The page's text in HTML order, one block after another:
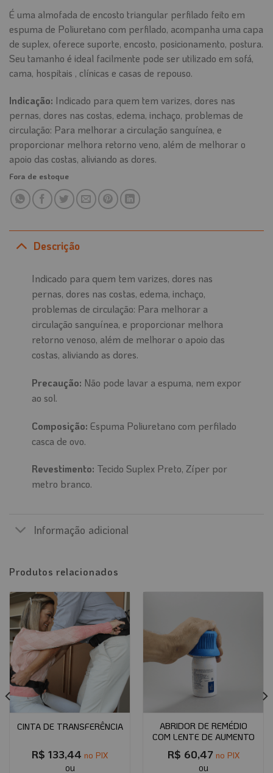
É uma almofada de encosto triangular perfilado feito em
espuma de Poliuretano com perfilado, acompanha uma capa
de suplex, oferece suporte, encosto, posicionamento, postura.
Seu tamanho é ideal facilmente pode ser utilizado em sofá,
cama, hospitais , clínicas e casas de repouso.
Indicação: Indicado para quem tem varizes, dores nas
pernas, dores nas costas, edema, inchaço, problemas de
circulação: Para melhorar a circulação sanguínea, e
proporcionar melhora retorno veno, além de melhorar o
apoio das costas, aliviando as dores.
Fora de estoque
Descrição
Indicado para quem tem varizes, dores nas
pernas, dores nas costas, edema, inchaço,
problemas de circulação: Para melhorar a
circulação sanguínea, e proporcionar melhora
retorno venoso, além de melhorar o apoio das
costas, aliviando as dores.
Precaução: Não pode lavar a espuma, nem expor
ao sol.
Composição: Espuma Poliuretano com perfilado
casca de ovo.
Revestimento: Tecido Suplex Preto, Zíper por
metro branco.
Informação adicional
Produtos relacionados
CINTA DE TRANSFERÊNCIA
R$ 133,44 no PIX
ABRIDOR DE REMÉDIO
COM LENTE DE AUMENTO
R$ 60,47 no PIX